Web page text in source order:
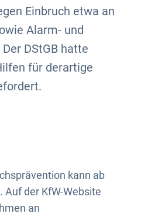
Einbruch etwa an
Alarm- und
DStGB hatte
für derartige
kann ab
der KfW-Website
an